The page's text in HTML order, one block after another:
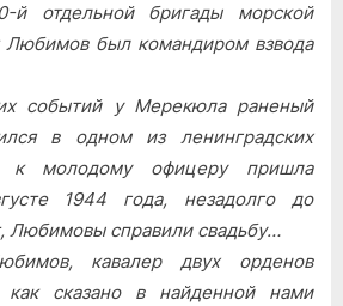
й отдельной бригады морской
Любимов был командиром взвода
событий у Мерекюла раненый
в одном из ленинградских
к молодому офицеру пришла
1944 года, незадолго до
Любимовы справили свадьбу…
кавалер двух орденов
как сказано в найденной нами